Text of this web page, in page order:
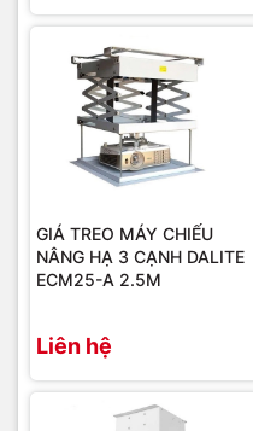
GIÁ TREO MÁY CHIẾU
NÂNG HẠ 3 CẠNH DALITE
ECM25-A 2.5M
Liên hệ